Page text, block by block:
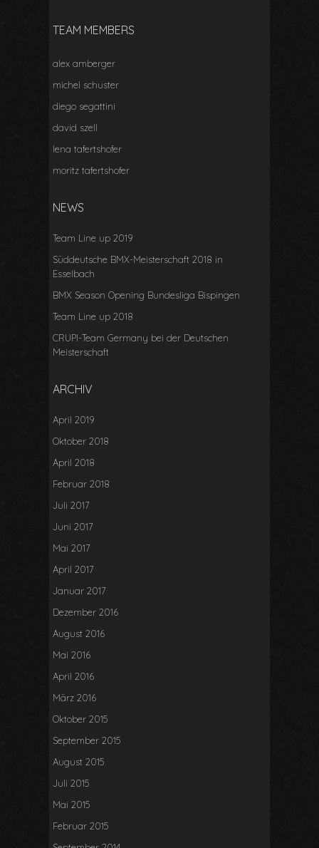
TEAM MEMBERS
alex amberger
michel schuster
diego segattini
david szell
lena tafertshofer
moritz tafertshofer
NEWS
Team Line up 2019
Süddeutsche BMX-Meisterschaft 2018 in
Esselbach
BMX Season Opening Bundesliga Bispingen
Team Line up 2018
CRUPI-Team Germany bei der Deutschen
Meisterschaft
ARCHIV
April 2019
Oktober 2018
April 2018
Februar 2018
Juli 2017
Juni 2017
Mai 2017
April 2017
Januar 2017
Dezember 2016
August 2016
Mai 2016
April 2016
März 2016
Oktober 2015
September 2015
August 2015
Juli 2015
Mai 2015
Februar 2015